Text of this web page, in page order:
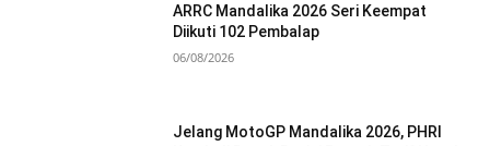
ARRC Mandalika 2026 Seri Keempat
Diikuti 102 Pembalap
06/08/2026
Jelang MotoGP Mandalika 2026, PHRI